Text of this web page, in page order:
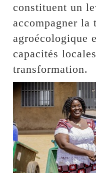
constituent un
accompagner la
agroécologique
capacités
transformation.